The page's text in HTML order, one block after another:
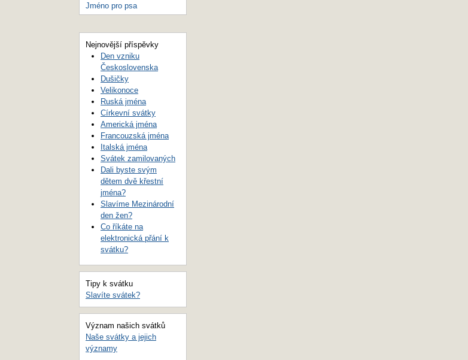
Jméno pro psa
Nejnovější příspěvky
Den vzniku
Československa
Dušičky
Velikonoce
Ruská jména
Církevní svátky
Americká jména
Francouzská jména
Italská jména
Svátek zamilovaných
Dali byste svým
dětem dvě křestní
jména?
Slavíme Mezinárodní
den žen?
Co říkáte na
elektronická přání k
svátku?
Tipy k svátku
Slavíte svátek?
Význam našich svátků
Naše svátky a jejich
významy